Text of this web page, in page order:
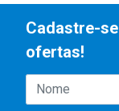
Cadastre-
ofertas!